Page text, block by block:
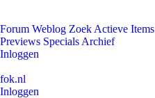
Forum Weblog Zoek Actieve Items
Previews Specials Archief
Inloggen
fok.nl
Inloggen